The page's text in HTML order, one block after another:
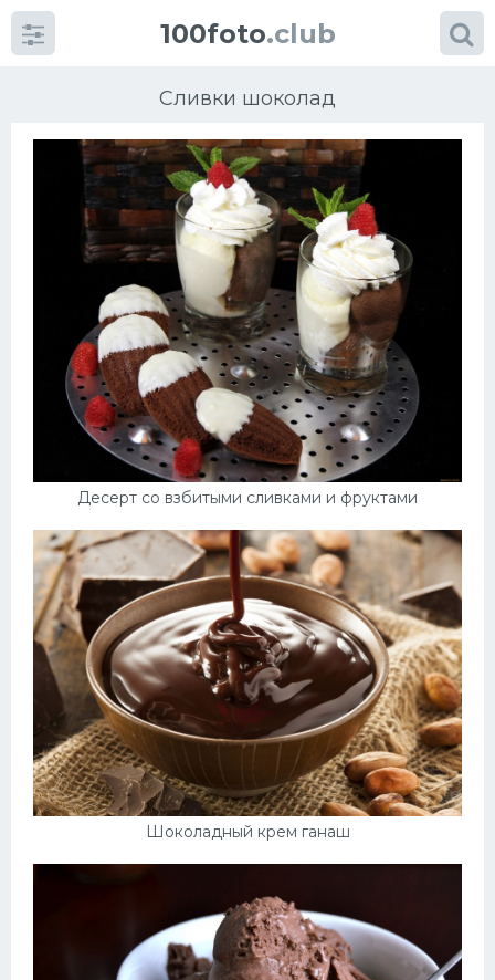
100foto.club
Сливки шоколад
Десерт со взбитыми сливками и фруктами
Шоколадный крем ганаш
Категории картинок
Мясные блюда
Печенье
Выпечка
Десерт
Напитки
Дизайн комнаты